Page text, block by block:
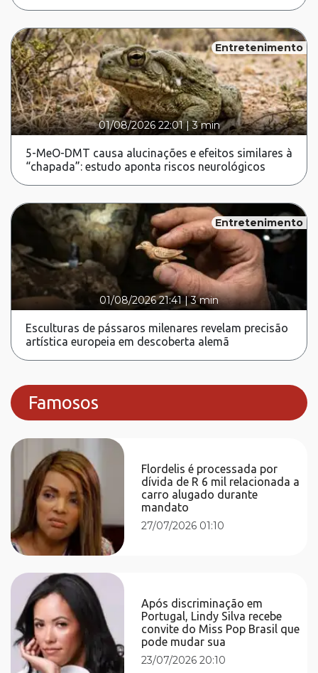
Entretenimento
01/08/2026 22:01|3 min
5-MeO-DMT causa alucinações e efeitos similares à
“chapada”: estudo aponta riscos neurológicos
Entretenimento
01/08/2026 21:41 |3 min
Esculturas de pássaros milenares revelam precisão
artística europeia em descoberta alemã
Famosos
Flordelis é processada por
dívida de R 6 mil relacionada a
carro alugado durante
mandato
27/07/2026 01:10
Após discriminação em
Portugal, Lindy Silva recebe
convite do Miss Pop Brasil que
pode mudar sua
23/07/2026 20:10